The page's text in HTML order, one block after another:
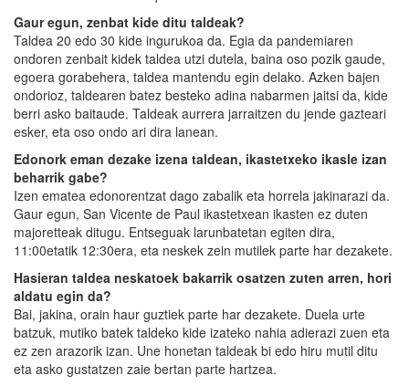
Gaur egun, zenbat kide ditu taldeak?
Taldea 20 edo 30 kide ingurukoa da. Egia da pandemiaren
ondoren zenbait kidek taldea utzi dutela, baina oso pozik gaude,
egoera gorabehera, taldea mantendu egin delako. Azken bajen
ondorioz, taldearen batez besteko adina nabarmen jaitsi da, kide
berri asko baitaude. Taldeak aurrera jarraitzen du jende gazteari
esker, eta oso ondo ari dira lanean.
Edonork eman dezake izena taldean, ikastetxeko ikasle izan
beharrik gabe?
Izen ematea edonorentzat dago zabalik eta horrela jakinarazi da.
Gaur egun, San Vicente de Paul ikastetxean ikasten ez duten
majoretteak ditugu. Entseguak larunbatetan egiten dira,
11:00etatik 12:30era, eta neskek zein mutilek parte har dezakete.
Hasieran taldea neskatoek bakarrik osatzen zuten arren, hori
aldatu egin da?
Bai, jakina, orain haur guztiek parte har dezakete. Duela urte
batzuk, mutiko batek taldeko kide izateko nahia adierazi zuen eta
ez zen arazorik izan. Une honetan taldeak bi edo hiru mutil ditu
eta asko gustatzen zaie bertan parte hartzea.